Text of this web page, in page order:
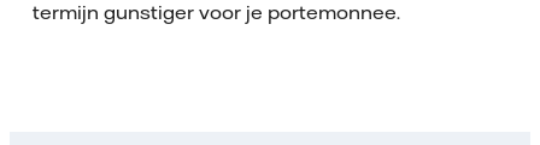
termijn gunstiger voor je portemonnee.